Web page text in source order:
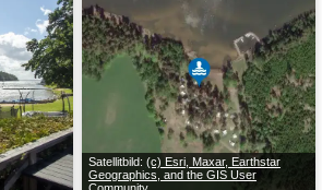
Satellitbild: (c) Esri, Maxar, Earthstar
Geographics, and the GIS User